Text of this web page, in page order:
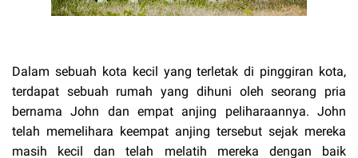
Dalam sebuah kota kecil yang terletak di pinggiran kota,
terdapat sebuah rumah yang dihuni oleh seorang pria
bernama John dan empat anjing peliharaannya. John
telah memelihara keempat anjing tersebut sejak mereka
masih kecil dan telah melatih mereka dengan baik